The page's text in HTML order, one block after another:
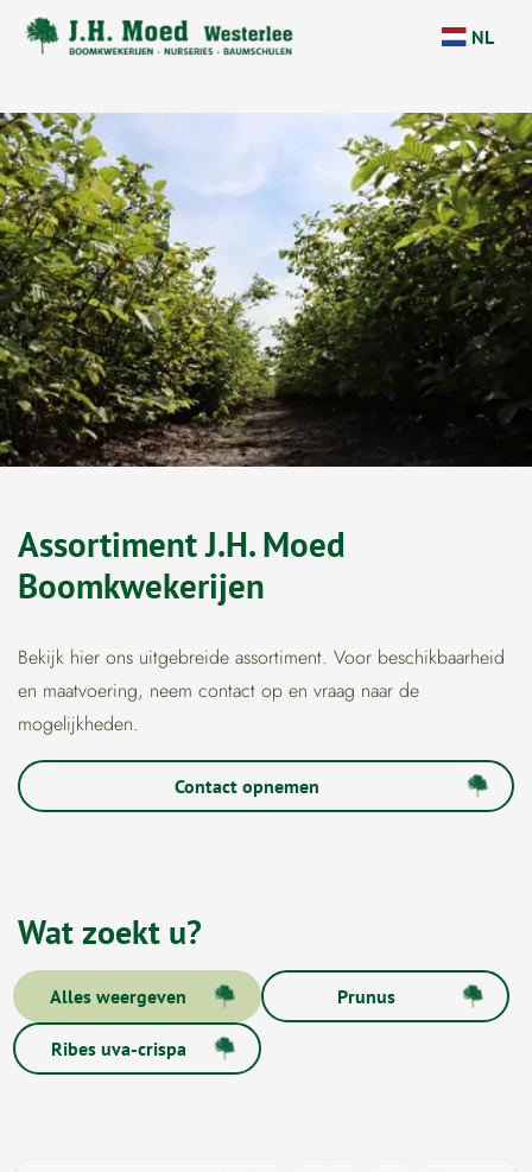
overslaan
NL
Assortiment J.H. Moed
Boomkwekerijen
Bekijk hier ons uitgebreide assortiment. Voor beschikbaarheid
en maatvoering, neem contact op en vraag naar de
mogelijkheden.
Contact opnemen
Wat zoekt u?
Filters
overslaan
Alles weergeven Prunus
Ribes uva-crispa